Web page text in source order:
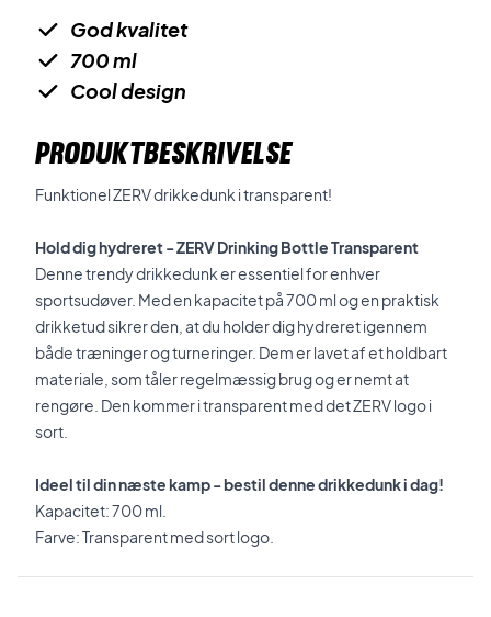
God kvalitet
700 ml
Cool design
PRODUKTBESKRIVELSE
Funktionel ZERV drikkedunk i transparent!
Hold dig hydreret - ZERV Drinking Bottle Transparent
Denne trendy drikkedunk er essentiel for enhver
sportsudøver. Med en kapacitet på 700 ml og en praktisk
drikketud sikrer den, at du holder dig hydreret igennem
både træninger og turneringer. Dem er lavet af et holdbart
materiale, som tåler regelmæssig brug og er nemt at
rengøre. Den kommer i transparent med det ZERV logo i
sort.
Ideel til din næste kamp - bestil denne drikkedunk i dag!
Kapacitet: 700 ml.
Farve: Transparent med sort logo.